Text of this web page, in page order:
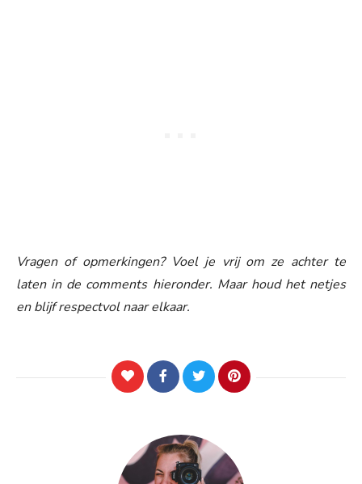
Vragen of opmerkingen? Voel je vrij om ze achter te
laten in de comments hieronder. Maar houd het netjes
en blijf respectvol naar elkaar.